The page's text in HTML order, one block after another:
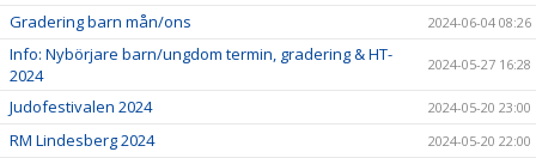
Gradering barn mån/ons 2024-06-04 08:26
Info: Nybörjare barn/ungdom termin, gradering & HT-
2024
2024-05-27 16:28
Judofestivalen 2024 2024-05-20 23:00
RM Lindesberg 2024 2024-05-20 22:00